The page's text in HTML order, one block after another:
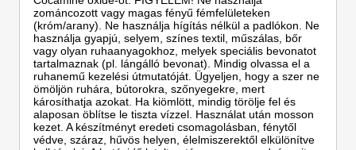
zománcozott vagy magas fényű fémfelületeken
(króm/arany). Ne használja hígítás nélkül a padlókon. Ne
használja gyapjú, selyem, színes textil, műszálas, bőr
vagy olyan ruhaanyagokhoz, melyek speciális bevonatot
tartalmaznak (pl. lángálló bevonat). Mindig olvassa el a
ruhanemű kezelési útmutatóját. Ügyeljen, hogy a szer ne
ömöljön ruhára, bútorokra, szőnyegekre, mert
károsíthatja azokat. Ha kiömlött, mindig törölje fel és
alaposan öblítse le tiszta vízzel. Használat után mosson
kezet. A készítményt eredeti csomagolásban, fénytől
védve, száraz, hűvös helyen, élelmiszerektől elkülönítve